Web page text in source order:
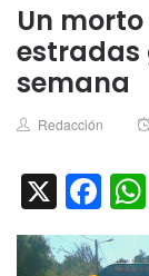
Un
estradas
semana
Author
Redacción
X